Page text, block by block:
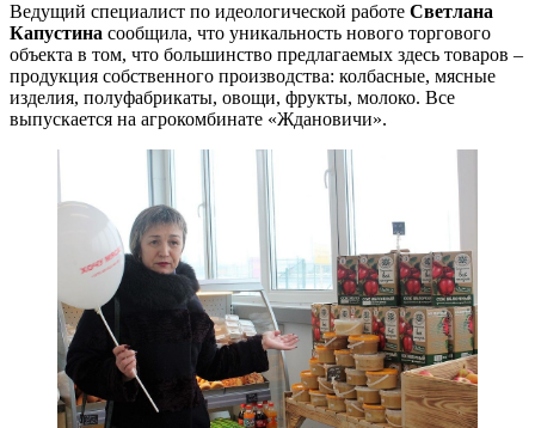
Ведущий специалист по идеологической работе Светлана
Капустина сообщила, что уникальность нового торгового
объекта в том, что большинство предлагаемых здесь товаров –
продукция собственного производства: колбасные, мясные
изделия, полуфабрикаты, овощи, фрукты, молоко. Все
выпускается на агрокомбинате «Ждановичи».